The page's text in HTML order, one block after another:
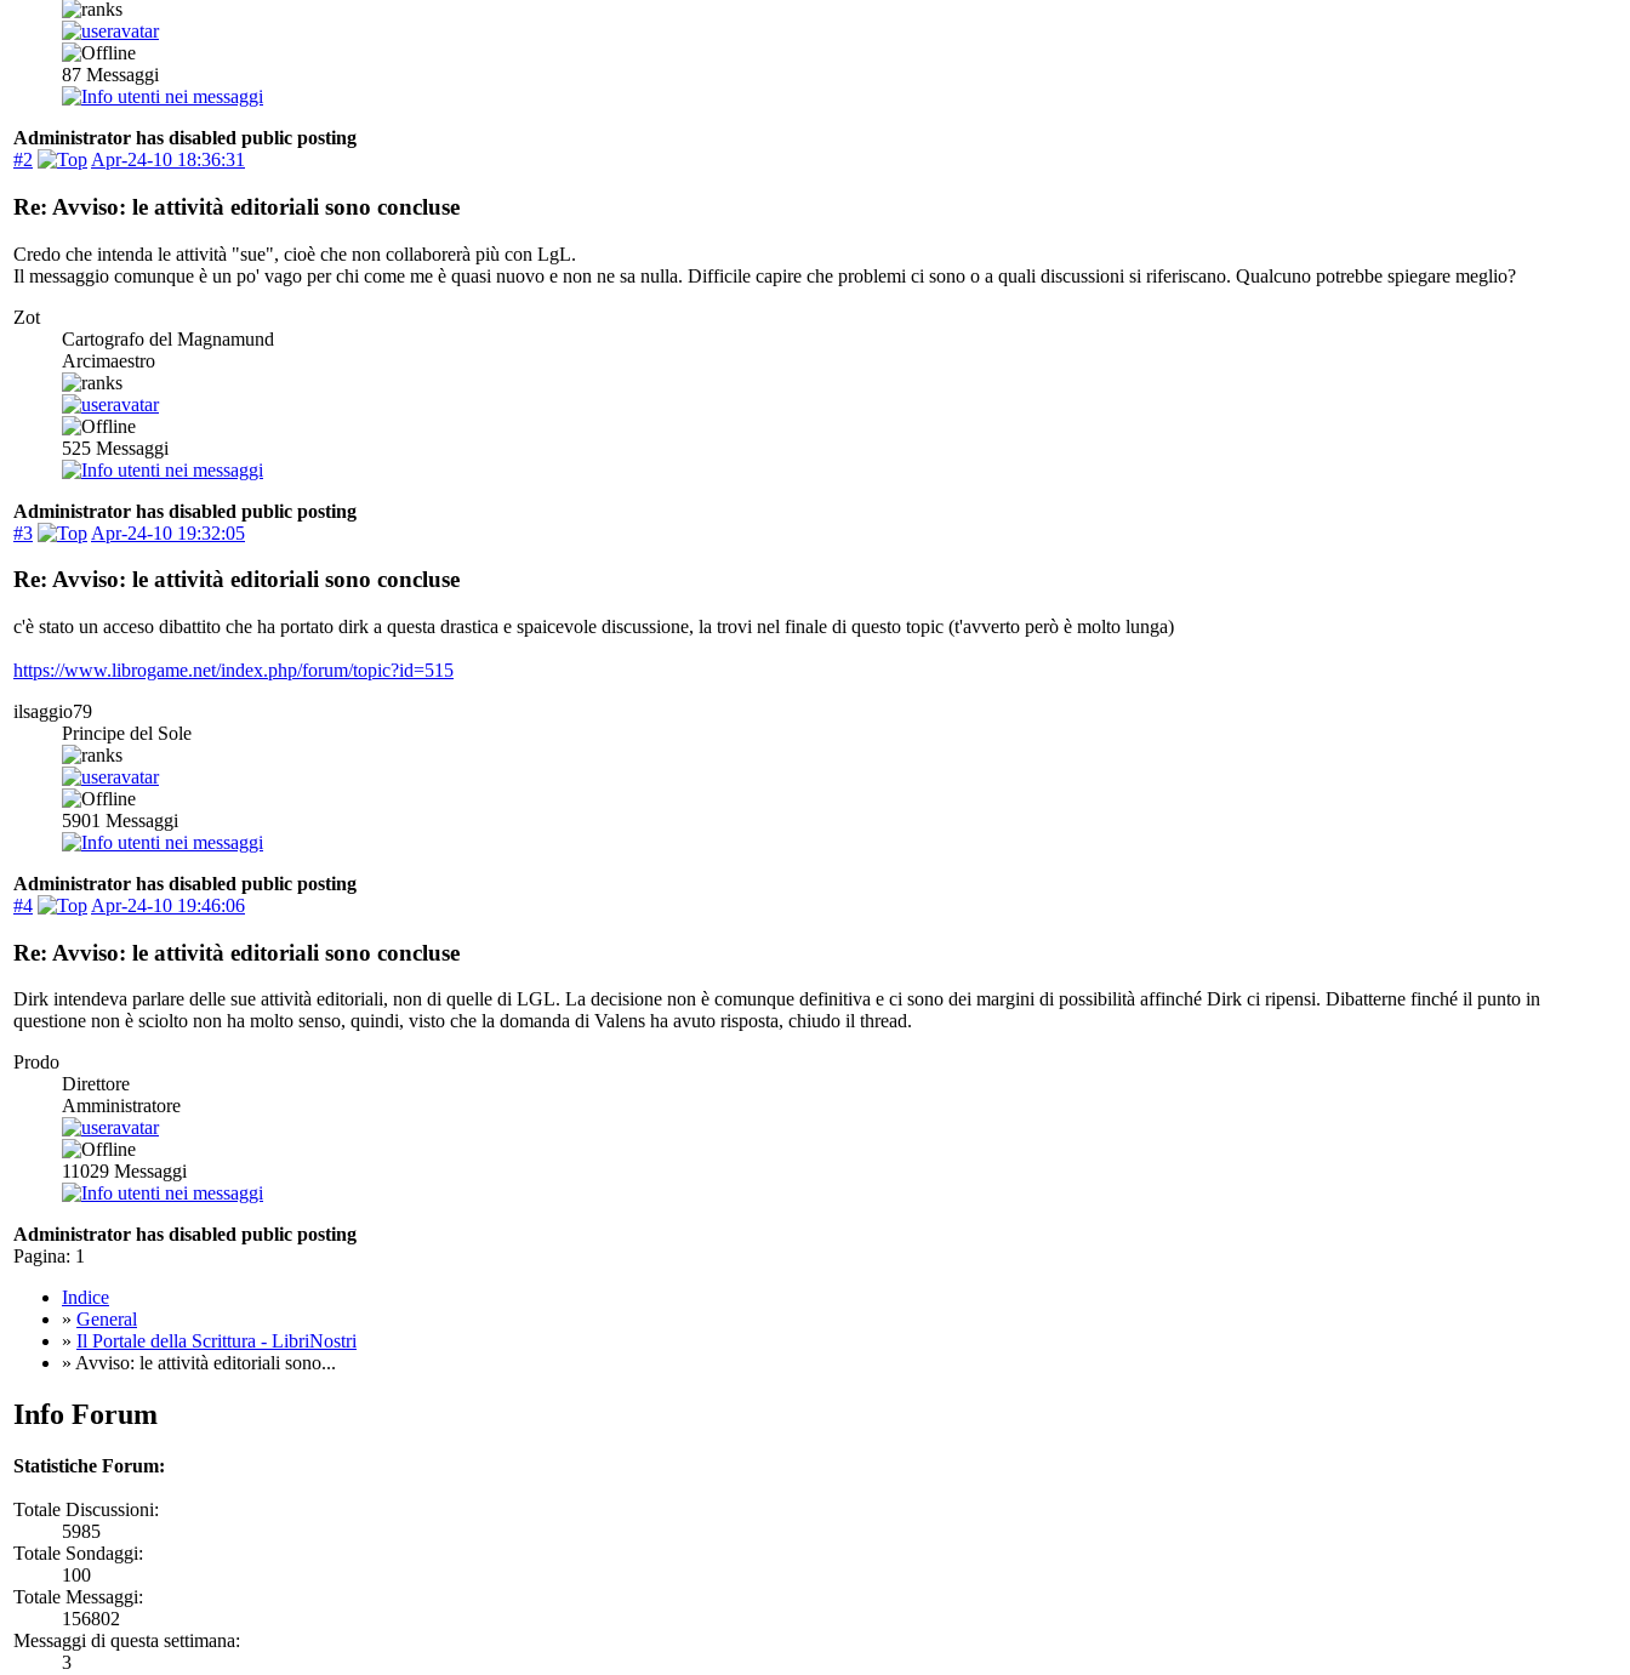
87 Messaggi
Administrator has disabled public posting
#2
Apr-24-10 18:36:31
Re: Avviso: le attività editoriali sono concluse
Credo che intenda le attività "sue", cioè che non collaborerà più con LgL.
Il messaggio comunque è un po' vago per chi come me è quasi nuovo e non ne sa nulla. Difficile capire che problemi ci sono o a quali discussioni si riferiscano. Qualcuno potrebbe spiegare meglio?
Zot
Cartografo del Magnamund
Arcimaestro
525 Messaggi
Administrator has disabled public posting
#3
Apr-24-10 19:32:05
Re: Avviso: le attività editoriali sono concluse
c'è stato un acceso dibattito che ha portato dirk a questa drastica e spaicevole discussione, la trovi nel finale di questo topic (t'avverto però è molto lunga)
https://www.librogame.net/index.php/forum/topic?id=515
ilsaggio79
Principe del Sole
5901 Messaggi
Administrator has disabled public posting
#4
Apr-24-10 19:46:06
Re: Avviso: le attività editoriali sono concluse
Dirk intendeva parlare delle sue attività editoriali, non di quelle di LGL. La decisione non è comunque definitiva e ci sono dei margini di possibilità affinché Dirk ci ripensi. Dibatterne finché il punto in
questione non è sciolto non ha molto senso, quindi, visto che la domanda di Valens ha avuto risposta, chiudo il thread.
Prodo
Direttore
Amministratore
11029 Messaggi
Administrator has disabled public posting
Pagina: 1
Indice
» General
» Il Portale della Scrittura - LibriNostri
» Avviso: le attività editoriali sono...
Info Forum
Statistiche Forum:
Totale Discussioni:
5985
Totale Sondaggi:
100
Totale Messaggi:
156802
Messaggi di questa settimana:
3